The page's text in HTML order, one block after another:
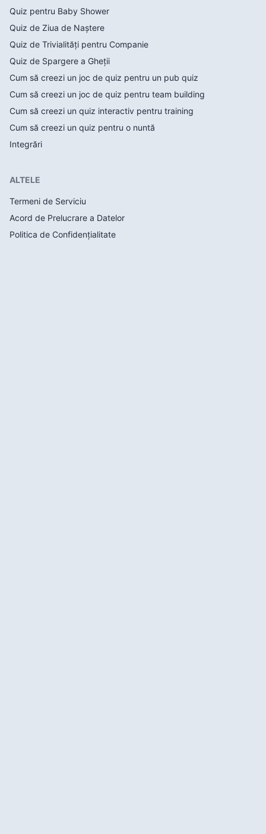
Quiz pentru Baby Shower
Quiz de Ziua de Naștere
Quiz de Trivialități pentru Companie
Quiz de Spargere a Gheții
Cum să creezi un joc de quiz pentru un pub quiz
Cum să creezi un joc de quiz pentru team building
Cum să creezi un quiz interactiv pentru training
Cum să creezi un quiz pentru o nuntă
Integrări
ALTELE
Termeni de Serviciu
Acord de Prelucrare a Datelor
Politica de Confidențialitate